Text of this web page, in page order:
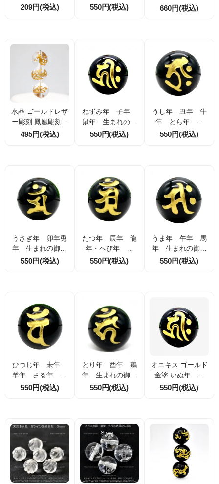
龍彫り 1粒販売／
209円(税込)
mm 1粒販売／2
550円(税込)
～（144036773）
660円(税込)
水晶 ゴールドレザ
ー彫刻 鳳凰彫刻 1
4mm 1粒販売／2
495円(税込)
ねずみ年 子年
鼠年 生まれの御
守り本尊・守護菩
ゴールド金塗（12
ｍｍ・14ｍｍ）
550円(税込)
うし年 丑年 牛
年 とら年 寅
年 虎年 生まれ
手彫り・深彫り・
ゴールド金塗（12
ｍｍ・14ｍｍ）
550円(税込)
うさぎ年 卯年兎
年 生まれの御守
り本尊・守護菩薩
（12ｍｍ・14ｍ
ｍ）
550円(税込)
たつ年 辰年 龍
年・へび年 巳
年 蛇年 生まれ
り・深彫り・ゴー
ルド金塗（12ｍ
ｍ・14ｍｍ）
550円(税込)
うま年 午年 馬
年 生まれの御守
り本尊・守護菩薩
（12ｍｍ・14ｍ
ｍ）166397781
550円(税込)
ひつじ年 未年
羊年 さる年 申
年 猿年 生まれ
ン】 オニキス 手彫
り・深彫り・ゴー
ルド金塗（12ｍ
ｍ・14ｍｍ）
550円(税込)
とり年 酉年 鶏
年 生まれの御守
り本尊・守護菩薩
彫り・ゴールド金
塗（12ｍｍ・14ｍ
ｍ.16ｍｍ）
550円(税込)
オニキス ゴールド
金塗 いぬ年 戌
年 犬年・いのし
【阿弥陀如来】 守
護梵字【キリー
ク】 手彫り・深彫
り（12ｍｍ・14ｍ
ｍ）
550円(税込)